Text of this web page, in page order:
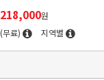
218,000원
(무료) 지역별